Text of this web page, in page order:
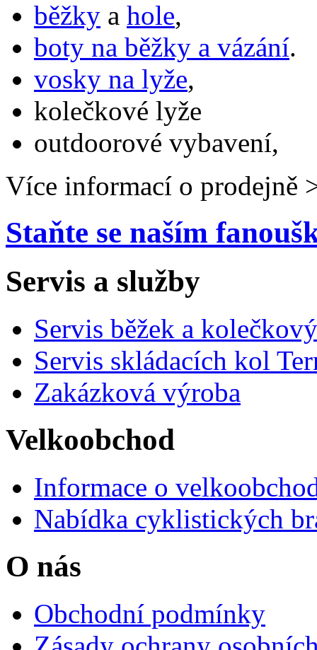
běžky a hole,
boty na běžky a vázání.
vosky na lyže,
kolečkové lyže
outdoorové vybavení,
Více informací o prodejně
Staňte se naším
Servis a služby
Servis běžek a
Servis skládacích kol
Zakázková výroba
Velkoobchod
Informace o
Nabídka cyklistických
O nás
Obchodní podmínky